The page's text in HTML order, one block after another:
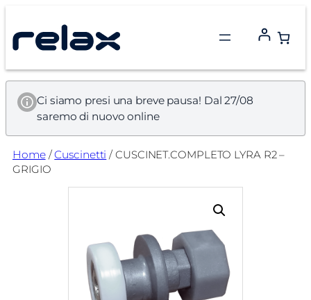
contenuto
Ci siamo presi una breve pausa! Dal 27/08
saremo di nuovo online
Home/Cuscinetti / CUSCINET.COMPLETO LYRA R2 –
GRIGIO